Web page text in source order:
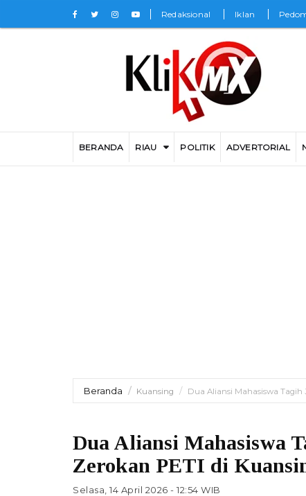
Redaksional Iklan
BERANDA RIAU POLITIK ADVERTORIAL
Beranda Kuansing Dua Aliansi Mahasiswa
Dua Aliansi Mahasiswa
Zerokan PETI di
Selasa, 14 April 2026 - 12:54 WIB